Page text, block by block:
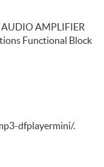
AUDIO AMPLIFIER
Functional Block
dfplayermini/.